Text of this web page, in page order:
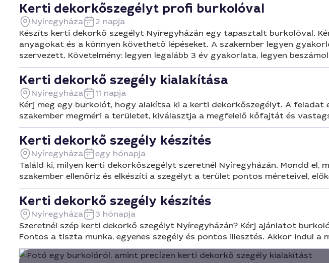
Kerti dekorkőszegélyt profi burkolóval
Nyíregyháza
2 napja
Készíts kerti dekorkő szegélyt Nyíregyházán egy tapasztalt burkolóval.
anyagokat és a könnyen követhető lépéseket. A szakember legyen
szervezett. Követelmény: legyen legalább 3 év gyakorlata, legyen
Kerti dekorkő szegély kialakítása
Nyíregyháza
11 napja
Kérj meg egy burkolót, hogy alakítsa ki a kerti dekorkőszegélyt. A feladat
szakember megméri a területet, kiválasztja a megfelelő kőfajtát és
Kerti dekorkő szegély készítés
Nyíregyháza
egy hónapja
Találd ki, milyen kerti dekorkőszegélyt szeretnél Nyíregyházán. Mondd el,
szakember ellenőriz és elkészíti a szegélyt a terület pontos méreteivel,
Kerti dekorkő szegély készítés
Nyíregyháza
3 hónapja
Szeretnél szép kerti dekorkő szegélyt Nyíregyházán? Kérj ajánlatot
Fontos a tiszta munka, egyenes szegély és pontos illesztés. Akkor indul a